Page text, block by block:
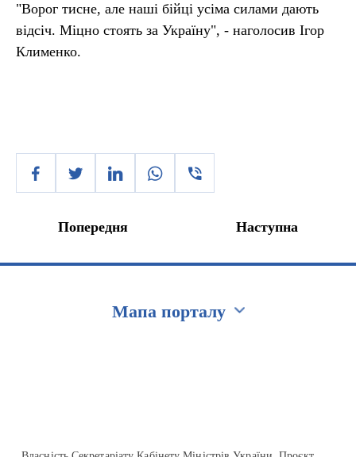
"Ворог тисне, але наші бійці усіма силами дають
відсіч. Міцно стоять за Україну", - наголосив Ігор
Клименко.
Попередня Наступна
Мапа порталу